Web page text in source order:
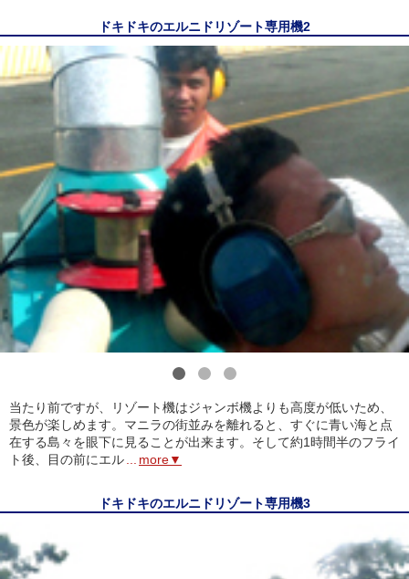
ドキドキのエルニドリゾート専用機2
当たり前ですが、リゾート機はジャンボ機よりも高度が低いため、
景色が楽しめます。マニラの街並みを離れると、すぐに青い海と点
在する島々を眼下に見ることが出来ます。そして約1時間半のフライ
ト後、目の前にエル
more▼
ドキドキのエルニドリゾート専用機3